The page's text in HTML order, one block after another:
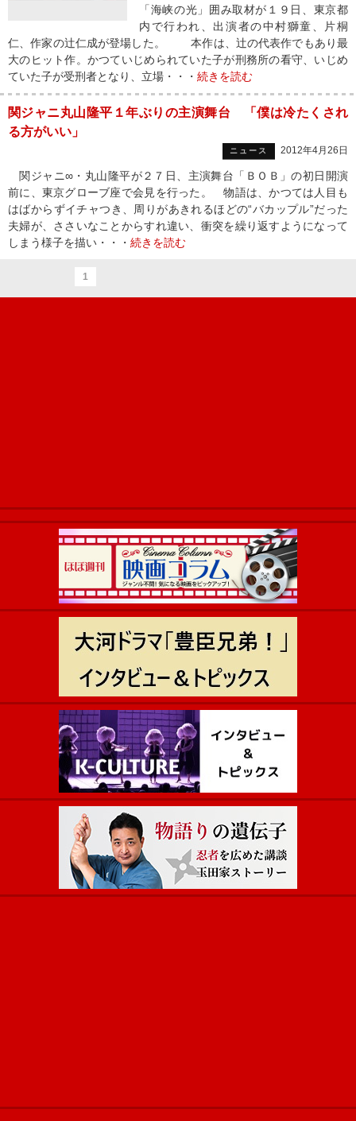
「海峡の光」囲み取材が１９日、東京都
内で行われ、出演者の中村獅童、片桐
仁、作家の辻仁成が登場した。 本作は、辻の代表作でもあり最
大のヒット作。かつていじめられていた子が刑務所の看守、いじめ
ていた子が受刑者となり、立場・・・ 続きを読む
関ジャニ丸山隆平１年ぶりの主演舞台 「僕は冷たくされ
る方がいい」
ニュース 2012年4月26日
関ジャニ∞・丸山隆平が２７日、主演舞台「ＢＯＢ」の初日開演
前に、東京グローブ座で会見を行った。 物語は、かつては人目も
はばからずイチャつき、周りがあきれるほどの“バカップル”だった
夫婦が、ささいなことからすれ違い、衝突を繰り返すようになって
しまう様子を描い・・・ 続きを読む
1